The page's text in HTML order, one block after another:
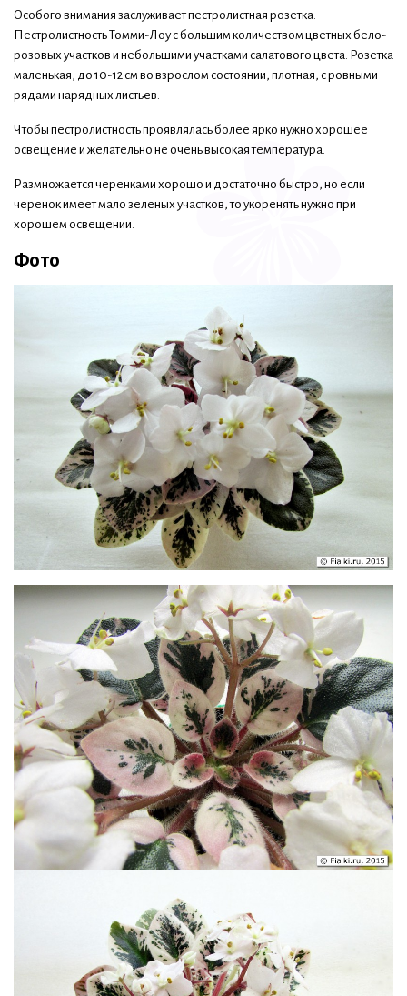
Особого внимания заслуживает пестролистная розетка.
Пестролистность Томми-Лоу с большим количеством цветных бело-
розовых участков и небольшими участками салатового цвета. Розетка
маленькая, до 10-12 см во взрослом состоянии, плотная, с ровными
рядами нарядных листьев.
Чтобы пестролистность проявлялась более ярко нужно хорошее
освещение и желательно не очень высокая температура.
Размножается черенками хорошо и достаточно быстро, но если
черенок имеет мало зеленых участков, то укоренять нужно при
хорошем освещении.
Фото